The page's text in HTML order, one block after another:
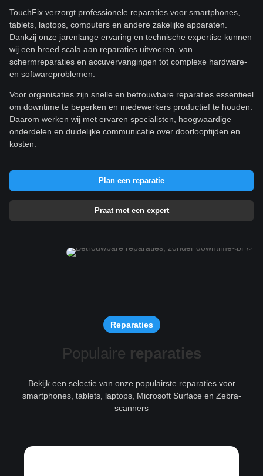
TouchFix verzorgt professionele reparaties voor smartphones,
tablets, laptops, computers en andere zakelijke apparaten.
Dankzij onze jarenlange ervaring en technische expertise kunnen
wij een breed scala aan reparaties uitvoeren, van
schermreparaties en accuvervangingen tot complexe hardware-
en softwareproblemen.
Voor organisaties zijn snelle en betrouwbare reparaties essentieel
om downtime te beperken en medewerkers productief te houden.
Daarom werken wij met ervaren specialisten, hoogwaardige
onderdelen en duidelijke communicatie over doorlooptijden en
kosten.
Plan een reparatie
Praat met een expert
Reparaties
Populaire reparaties
Bekijk een selectie van onze populairste reparaties voor
smartphones, tablets, laptops, Microsoft Surface en Zebra-
scanners